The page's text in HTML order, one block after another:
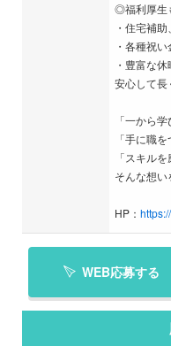
◎福利厚
・住宅補
・各種祝
・豊富な
安心して
「一から学
「手に職を
「スキルを
そんな想
HP：
WEB応募する